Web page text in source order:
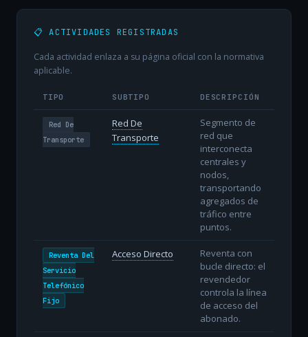
📋 ACTIVIDADES REGISTRADAS
Cada actividad enlaza a su página oficial con la normativa
aplicable.
TIPO SUBTIPO DESCRIPCIÓN
Red De
Transporte
Red De
Transporte
Segmento de
red que
interconecta
centrales y
nodos,
transportando
agregados de
tráfico entre
puntos.
Reventa Del
Servicio
Telefónico
Fijo
Acceso Directo
Reventa con
bucle directo: el
revendedor
controla la línea
de acceso del
abonado.